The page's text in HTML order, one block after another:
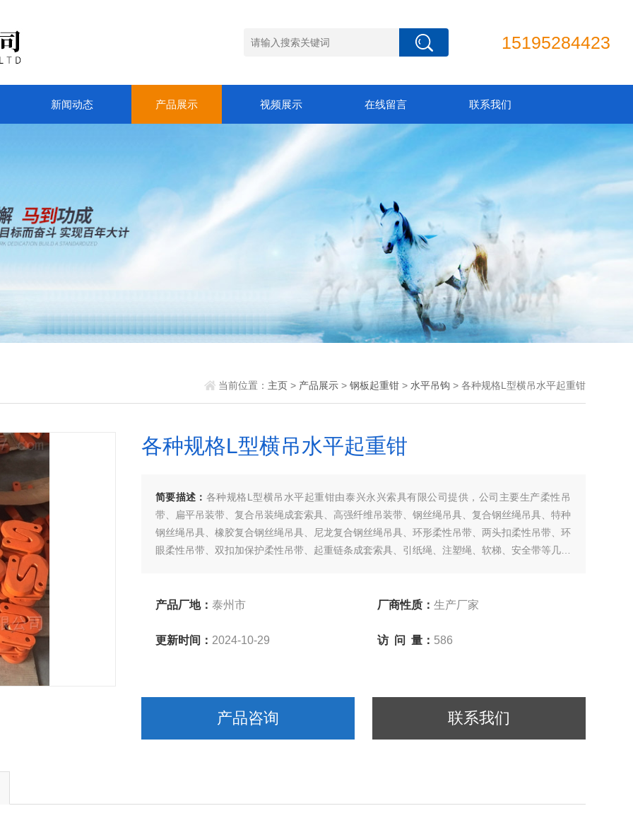
15195284423
新闻动态 产品展示 视频展示 在线留言 联系我们
当前位置： 主页> 产品展示> 钢板起重钳> 水平吊钩 > 各种规格L型横吊水平起重钳
各种规格L型横吊水平起重钳
简要描述： 各种规格L型横吊水平起重钳由泰兴永兴索具有限公司提供，公司主要生产柔性吊
带、扁平吊装带、复合吊装绳成套索具、高强纤维吊装带、钢丝绳吊具、复合钢丝绳吊具、特种
钢丝绳吊具、橡胶复合钢丝绳吊具、尼龙复合钢丝绳吊具、环形柔性吊带、两头扣柔性吊带、环
眼柔性吊带、双扣加保护柔性吊带、起重链条成套索具、引纸绳、注塑绳、软梯、安全带等几大
产品厂地： 泰州市 厂商性质：生产厂家
更新时间： 2024-10-29 访 问 量： 586
产品咨询 联系我们